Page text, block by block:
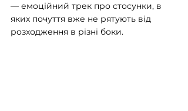
— емоційний трек про стосунки, в
яких почуття вже не рятують від
розходження в різні боки.